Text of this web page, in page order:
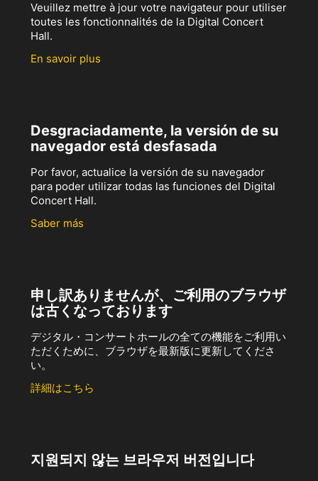
Veuillez mettre à jour votre navigateur pour utiliser
toutes les fonctionnalités de la Digital Concert
Hall.
En savoir plus
Desgraciadamente, la versión de su
navegador está desfasada
Por favor, actualice la versión de su navegador
para poder utilizar todas las funciones del Digital
Concert Hall.
Saber más
申し訳ありませんが、ご利用のブラウザ
は古くなっております
デジタル・コンサートホールの全ての機能をご利用い
ただくために、ブラウザを最新版に更新してくださ
い。
詳細はこちら
지원되지 않는 브라우저 버전입니다